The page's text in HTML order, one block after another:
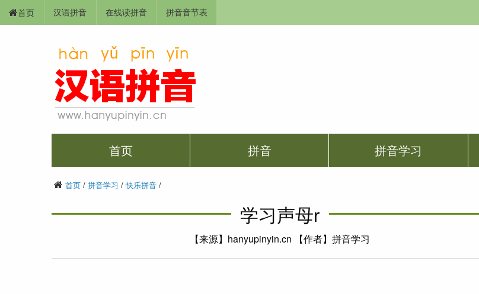
首页 汉语拼音 在线读拼音 拼音音节表
首页 拼音 拼音学习
首页 / 拼音学习 /快乐拼音 /
学习声母r
【来源】hanyupinyin.cn 【作者】拼音学习